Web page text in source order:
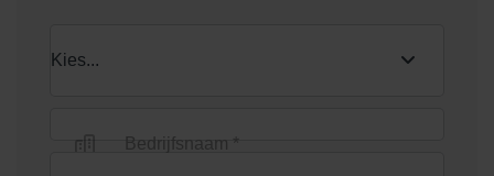
Bedrijfsnaam *